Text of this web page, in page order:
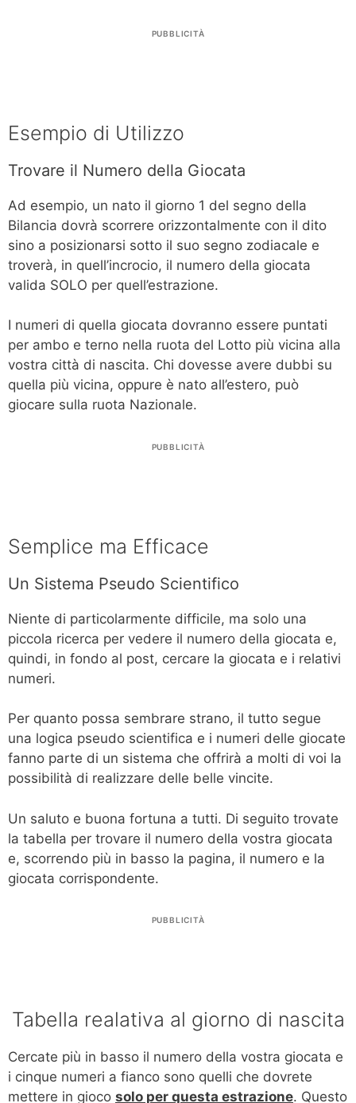
PUBBLICITÀ
Esempio di Utilizzo
Trovare il Numero della Giocata
Ad esempio, un nato il giorno 1 del segno della
Bilancia dovrà scorrere orizzontalmente con il dito
sino a posizionarsi sotto il suo segno zodiacale e
troverà, in quell’incrocio, il numero della giocata
valida SOLO per quell’estrazione.
I numeri di quella giocata dovranno essere puntati
per ambo e terno nella ruota del Lotto più vicina alla
vostra città di nascita. Chi dovesse avere dubbi su
quella più vicina, oppure è nato all’estero, può
giocare sulla ruota Nazionale.
PUBBLICITÀ
Semplice ma Efficace
Un Sistema Pseudo Scientifico
Niente di particolarmente difficile, ma solo una
piccola ricerca per vedere il numero della giocata e,
quindi, in fondo al post, cercare la giocata e i relativi
numeri.
Per quanto possa sembrare strano, il tutto segue
una logica pseudo scientifica e i numeri delle giocate
fanno parte di un sistema che offrirà a molti di voi la
possibilità di realizzare delle belle vincite.
Un saluto e buona fortuna a tutti. Di seguito trovate
la tabella per trovare il numero della vostra giocata
e, scorrendo più in basso la pagina, il numero e la
giocata corrispondente.
PUBBLICITÀ
Tabella realativa al giorno di nascita
Cercate più in basso il numero della vostra giocata e
i cinque numeri a fianco sono quelli che dovrete
mettere in gioco solo per questa estrazione. Questo